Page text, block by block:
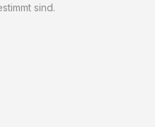
sind.